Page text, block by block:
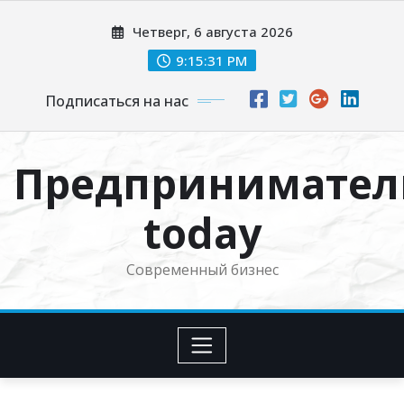
Четверг, 6 августа 2026
9:15:32 PM
Подписаться на нас
today
Современный бизнес